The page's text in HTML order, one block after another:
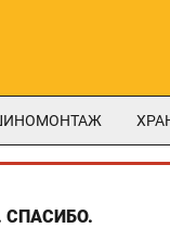
СПАСИБО.